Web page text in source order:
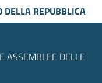
DELLA REPUBBLICA
ASSEMBLEE DELLE